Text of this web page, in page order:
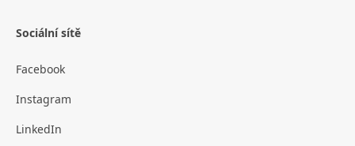
Sociální sítě
Facebook
Instagram
LinkedIn